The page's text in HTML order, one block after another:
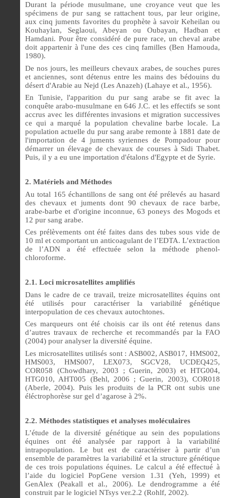
Durant la période musulmane, une croyance veut que les
spécimens de pur sang se rattachent tous, par leur origine,
aux cinq juments favorites du prophète à savoir Keheilan ou
Kouhaylan, Seglaoui, Abeyan ou Oubayan, Hadban et
Hamdani. Pour être considéré de pure race, un cheval arabe
doit appartenir à l'une des ces cinq familles (Ben Hamouda,
1980).
De nos jours, les meilleurs chevaux arabes, de souches pures
et anciennes, sont détenus entre les mains des bédouins du
désert d'Arabie au Nejd (Les Anazeh) (Lahaye et al., 1956).
En Tunisie, l'apparition du pur sang arabe se fit avec la
conquête arabo-musulmane en 646 J.C. et les effectifs se sont
accrus avec les différentes invasions et migration successives
ce qui a marqué la population chevaline barbe locale. La
population actuelle du pur sang arabe remonte à 1881 date de
l'importation de 4 juments syriennes de Pompadour pour
démarrer un élevage de chevaux de courses à Sidi Thabet.
Puis, il y a eu une importation d'étalons d'Egypte et de Syrie.
2. Matériels and Méthodes
Au total 165 échantillons de sang ont été prélevés au hasard
des chevaux et juments dont 90 chevaux de race barbe,
arabe-barbe et d'origine inconnue, 63 poneys des Mogods et
12 pur sang arabe.
Ces prélèvements ont été faites dans des tubes sous vide de
10 ml et comportant un anticoagulant de l’EDTA. L’extraction
de l’ADN a été effectuée selon la méthode phenol-
chloroforme.
2.1. Loci microsatellites amplifiés
Dans le cadre de ce travail, treize microsatellites équins ont
été utilisés pour caractériser la variabilité génétique
interpopulation de ces chevaux autochtones.
Ces marqueurs ont été choisis car ils ont été retenus dans
d’autres travaux de recherche et recommandés par la FAO
(2004) pour analyser la diversité équine.
Les microsatellites utilisés sont : ASB002, ASB017, HMS002,
HMS003, HMS007, LEX073, SGCV28, UCDEQ425,
COR058 (Chowdhary, 2003 ; Guerin, 2003) et HTG004,
HTG010, AHT005 (Behl, 2006 ; Guerin, 2003), COR018
(Aberle, 2004). Puis les produits de la PCR ont subis une
éléctrophorèse sur gel d’agarose à 2%.
2.2. Méthodes statistiques et analyses moléculaires
L’étude de la diversité génétique au sein des populations
équines ont été analysée par rapport à la variabilité
intrapopulation. Le but est de caractériser à partir d’un
ensemble de paramètres la variabilité et la structure génétique
de ces trois populations équines. Le calcul a été effectué à
l’aide du logiciel PopGene version 1.31 (Yeh, 1999) et
GenAlex (Peakall et al., 2006). Le dendrogramme a été
construit par le logiciel NTsys ver.2.2 (Rohlf, 2002).